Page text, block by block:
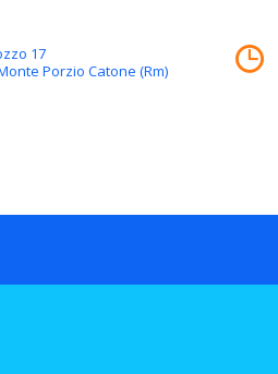
17
Porzio Catone (Rm)